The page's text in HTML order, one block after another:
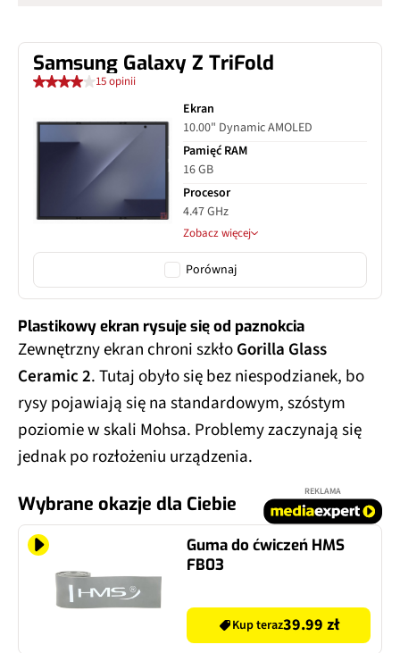
Samsung Galaxy Z TriFold
15 opinii
Ekran
10.00" Dynamic AMOLED
Pamięć RAM
16 GB
Procesor
4.47 GHz
Zobacz więcej
Porównaj
Plastikowy ekran rysuje się od paznokcia
Zewnętrzny ekran chroni szkłoGorilla Glass
Ceramic 2. Tutaj obyło się bez niespodzianek, bo
rysy pojawiają się na standardowym, szóstym
poziomie w skali Mohsa. Problemy zaczynają się
jednak po rozłożeniu urządzenia.
Wybrane okazje dla Ciebie
REKLAMA
Guma do ćwiczeń HMS
FB03
Kup teraz39.99 zł